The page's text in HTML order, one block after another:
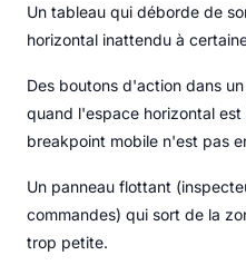
Un tableau qui déborde de
horizontal inattendu à
Des boutons d'action dans
quand l'espace horizontal est
breakpoint mobile n'est pas
Un panneau flottant
commandes) qui sort de la
trop petite.